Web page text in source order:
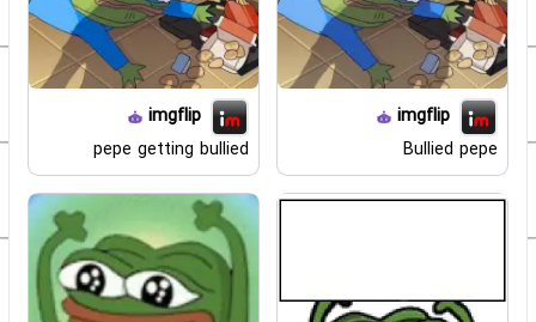
imgflip
Bullied pepe
imgflip
pepe getting bullied